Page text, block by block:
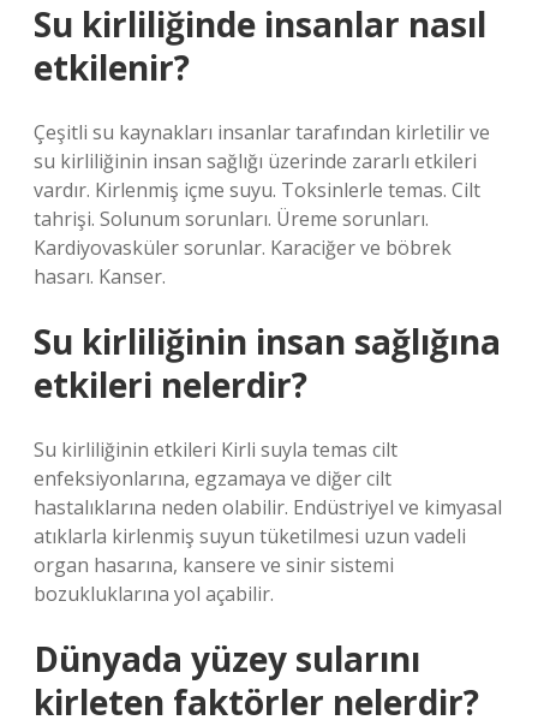
Su kirliliğinde insanlar nasıl
etkilenir?
Çeşitli su kaynakları insanlar tarafından kirletilir ve
su kirliliğinin insan sağlığı üzerinde zararlı etkileri
vardır. Kirlenmiş içme suyu. Toksinlerle temas. Cilt
tahrişi. Solunum sorunları. Üreme sorunları.
Kardiyovasküler sorunlar. Karaciğer ve böbrek
hasarı. Kanser.
Su kirliliğinin insan sağlığına
etkileri nelerdir?
Su kirliliğinin etkileri Kirli suyla temas cilt
enfeksiyonlarına, egzamaya ve diğer cilt
hastalıklarına neden olabilir. Endüstriyel ve kimyasal
atıklarla kirlenmiş suyun tüketilmesi uzun vadeli
organ hasarına, kansere ve sinir sistemi
bozukluklarına yol açabilir.
Dünyada yüzey sularını
kirleten faktörler nelerdir?